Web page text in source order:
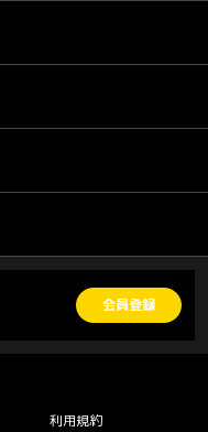
会員登録
利用規約